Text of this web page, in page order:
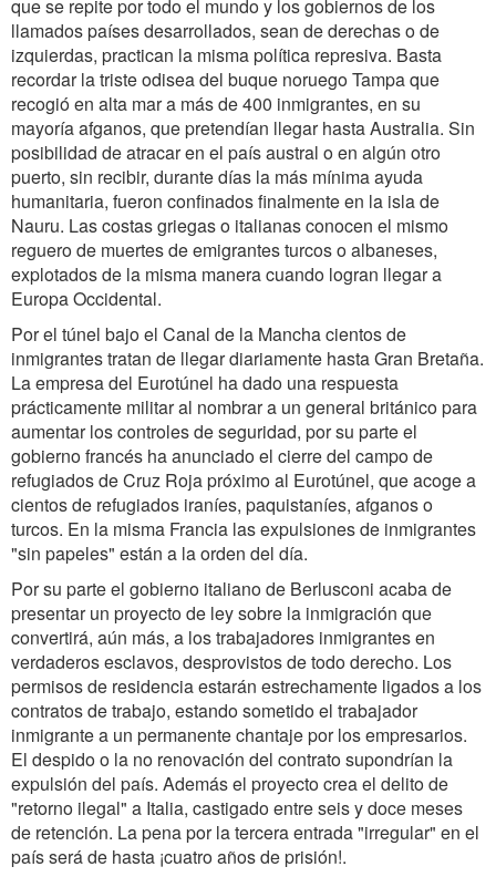
que se repite por todo el mundo y los gobiernos de los
llamados países desarrollados, sean de derechas o de
izquierdas, practican la misma política represiva. Basta
recordar la triste odisea del buque noruego Tampa que
recogió en alta mar a más de 400 inmigrantes, en su
mayoría afganos, que pretendían llegar hasta Australia. Sin
posibilidad de atracar en el país austral o en algún otro
puerto, sin recibir, durante días la más mínima ayuda
humanitaria, fueron confinados finalmente en la isla de
Nauru. Las costas griegas o italianas conocen el mismo
reguero de muertes de emigrantes turcos o albaneses,
explotados de la misma manera cuando logran llegar a
Europa Occidental.
Por el túnel bajo el Canal de la Mancha cientos de
inmigrantes tratan de llegar diariamente hasta Gran Bretaña.
La empresa del Eurotúnel ha dado una respuesta
prácticamente militar al nombrar a un general británico para
aumentar los controles de seguridad, por su parte el
gobierno francés ha anunciado el cierre del campo de
refugiados de Cruz Roja próximo al Eurotúnel, que acoge a
cientos de refugiados iraníes, paquistaníes, afganos o
turcos. En la misma Francia las expulsiones de inmigrantes
"sin papeles" están a la orden del día.
Por su parte el gobierno italiano de Berlusconi acaba de
presentar un proyecto de ley sobre la inmigración que
convertirá, aún más, a los trabajadores inmigrantes en
verdaderos esclavos, desprovistos de todo derecho. Los
permisos de residencia estarán estrechamente ligados a los
contratos de trabajo, estando sometido el trabajador
inmigrante a un permanente chantaje por los empresarios.
El despido o la no renovación del contrato supondrían la
expulsión del país. Además el proyecto crea el delito de
"retorno ilegal" a Italia, castigado entre seis y doce meses
de retención. La pena por la tercera entrada "irregular" en el
país será de hasta ¡cuatro años de prisión!.